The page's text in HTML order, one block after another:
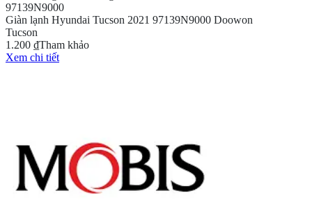
97139N9000
Giàn lạnh Hyundai Tucson 2021 97139N9000 Doowon
Tucson
1.200 ₫Tham khảo
Xem chi tiết